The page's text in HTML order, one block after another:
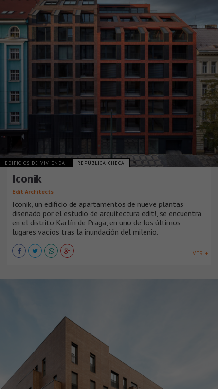
EDIFICIOS DE VIVIENDA REPÚBLICA CHECA
Iconik
Edit Architects
Iconik, un edificio de apartamentos de nueve plantas
diseñado por el estudio de arquitectura edit!, se encuentra
en el distrito Karlín de Praga, en uno de los últimos
lugares vacíos tras la inundación del milenio.
VER +